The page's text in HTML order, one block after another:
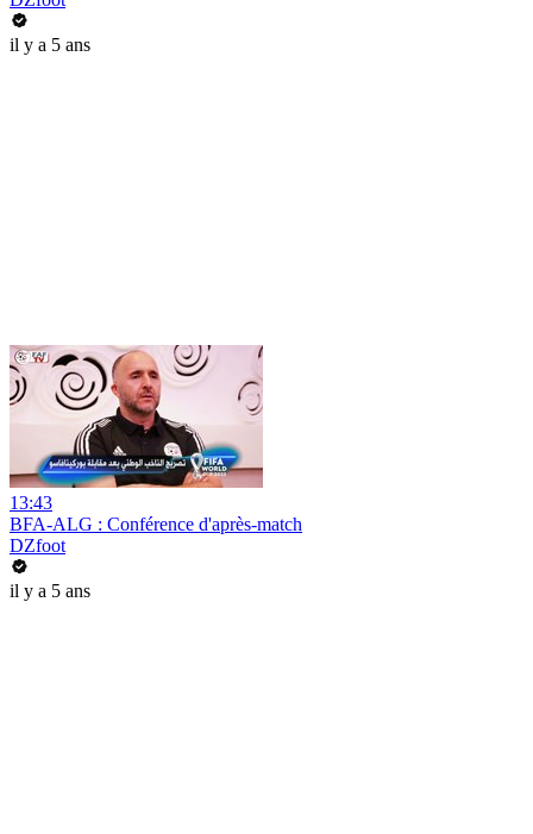
il y a 5 ans
13:43
BFA-ALG : Conférence d'après-match
DZfoot
il y a 5 ans